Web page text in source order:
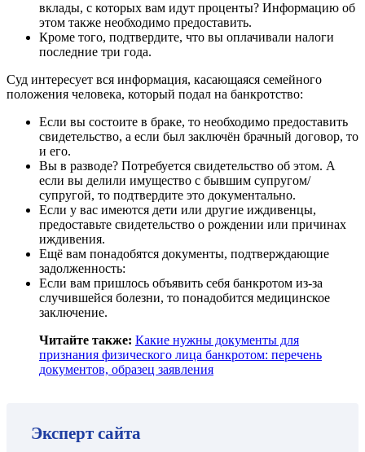
вклады, с которых вам идут проценты? Информацию об
этом также необходимо предоставить.
Кроме того, подтвердите, что вы оплачивали налоги
последние три года.
Суд интересует вся информация, касающаяся семейного
положения человека, который подал на банкротство:
Если вы состоите в браке, то необходимо предоставить
свидетельство, а если был заключён брачный договор, то
и его.
Вы в разводе? Потребуется свидетельство об этом. А
если вы делили имущество с бывшим супругом/
супругой, то подтвердите это документально.
Если у вас имеются дети или другие иждивенцы,
предоставьте свидетельство о рождении или причинах
иждивения.
Ещё вам понадобятся документы, подтверждающие
задолженность:
Если вам пришлось объявить себя банкротом из-за
случившейся болезни, то понадобится медицинское
заключение.
Читайте также: Какие нужны документы для
признания физического лица банкротом: перечень
документов, образец заявления
Эксперт сайта